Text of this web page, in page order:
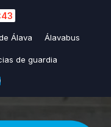
Álava Álavabus
de guardia